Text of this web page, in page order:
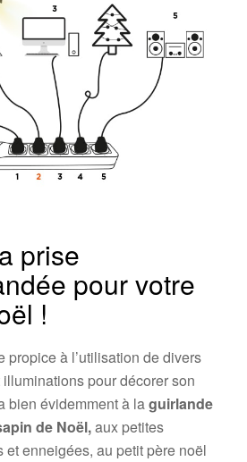
prise
pour votre
!
propice à l’utilisation de divers
pour décorer son
bien évidemment à laguirlande
de Noël,aux petites
et enneigées, au petit père noël